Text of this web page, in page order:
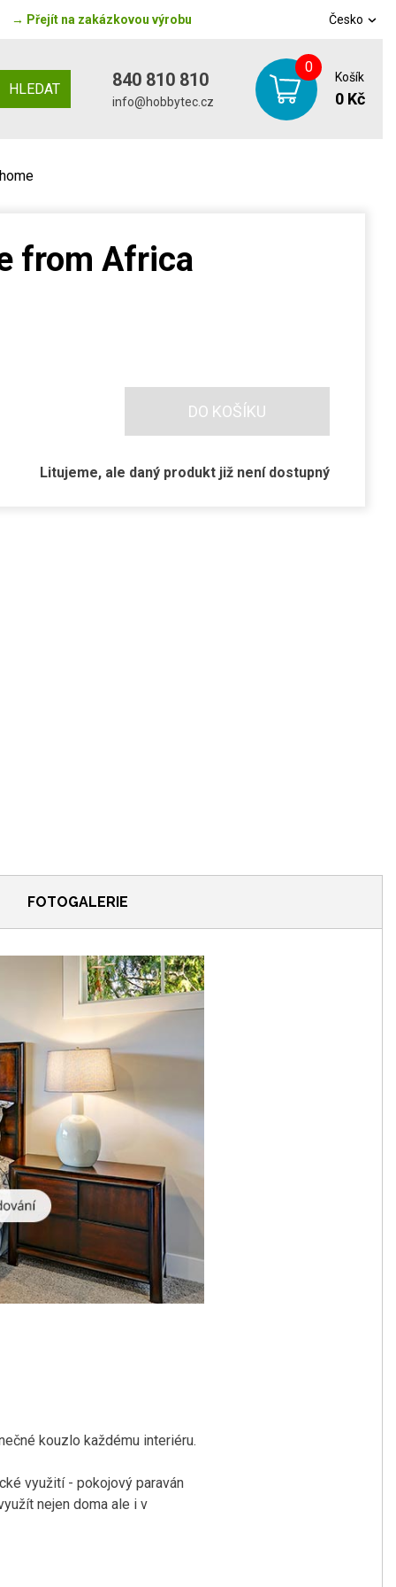
→ Přejít na zakázkovou výrobu Česko
HLEDAT 840 810 810
info@hobbytec.cz
0
Košík
0 Kč
from Africa
DO KOŠÍKU
Litujeme, ale daný produkt již není dostupný
FOTOGALERIE
kouzlo každému interiéru.
využití - pokojový paraván
nejen doma ale i v